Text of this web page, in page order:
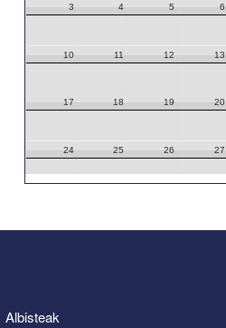
3 4 5 6
10 11 12 13
17 18 19 20
24 25 26 27
Albisteak